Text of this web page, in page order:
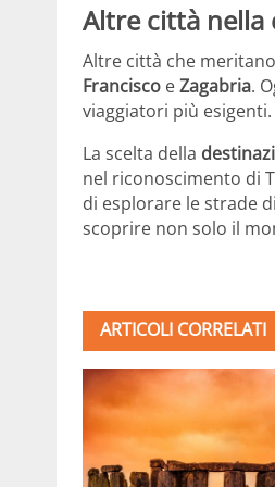
Altre città nella
Altre città che
Francisco eZagabria.
viaggiatori più esigenti.
La scelta della
nel riconoscimento di
di esplorare le strade
scoprire non solo il
ARTICOLI CORRELATI